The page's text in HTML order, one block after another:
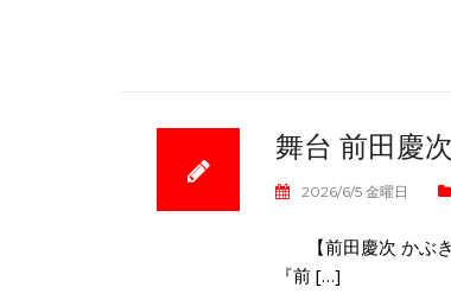
舞台 前田慶
2026/6/5 金曜日
【前田慶次 かぶ
『前 […]